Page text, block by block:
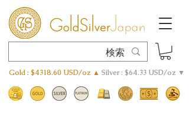
Gold : $4318.60 USD/oz ▲ Silver : $64.33 USD/oz ▼